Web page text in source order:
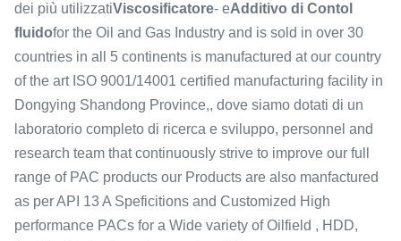
dei più utilizzatiViscosificatore- eAdditivo di Contol
fluidofor the Oil and Gas Industry and is sold in over 30
countries in all 5 continents is manufactured at our country
of the art ISO 9001/14001 certified manufacturing facility in
Dongying Shandong Province,, dove siamo dotati di un
laboratorio completo di ricerca e sviluppo, personnel and
research team that continuously strive to improve our full
range of PAC products our Products are also manfactured
as per API 13 A Speficitions and Customized High
performance PACs for a Wide variety of Oilfield , HDD,